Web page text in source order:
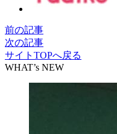
前の記事
次の記事
サイトTOPへ戻る
WHAT’s NEW